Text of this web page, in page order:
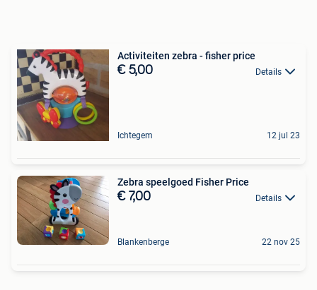
Activiteiten zebra - fisher price
€ 5,00 Details
Ichtegem 12 jul 23
Zebra speelgoed Fisher Price
€ 7,00 Details
Blankenberge 22 nov 25